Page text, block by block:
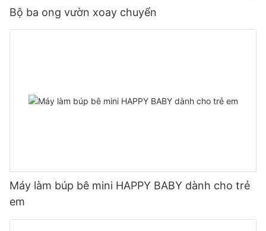
Bộ ba ong vườn xoay chuyển
Máy làm búp bê mini HAPPY BABY dành cho trẻ
em